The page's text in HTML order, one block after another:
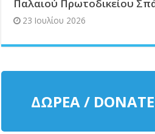
Παλαιού Πρωτοδικείου
23 Ιουλίου 2026
ΔΩΡΕΑ / DONATE